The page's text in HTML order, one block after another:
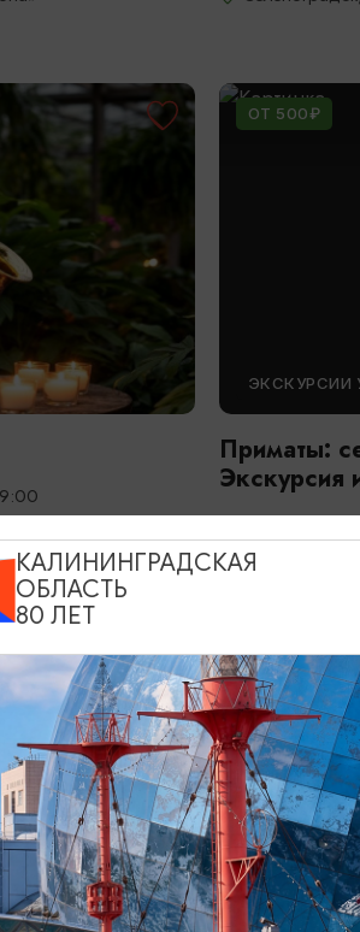
ОТ 500₽
ЭКСКУРСИИ
Приматы:
Экскурсия
Калининград,
ОТ 2800₽
КАЛИНИНГРАДСКАЯ
ОБЛАСТЬ
80 ЛЕТ